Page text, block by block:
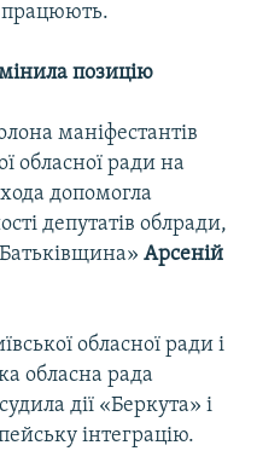
працюють.
позицію
маніфестантів
обласної ради на
допомогла
депутатів облради,
Арсеній
обласної ради і
обласна рада
дії «Беркута» і
інтеграцію.